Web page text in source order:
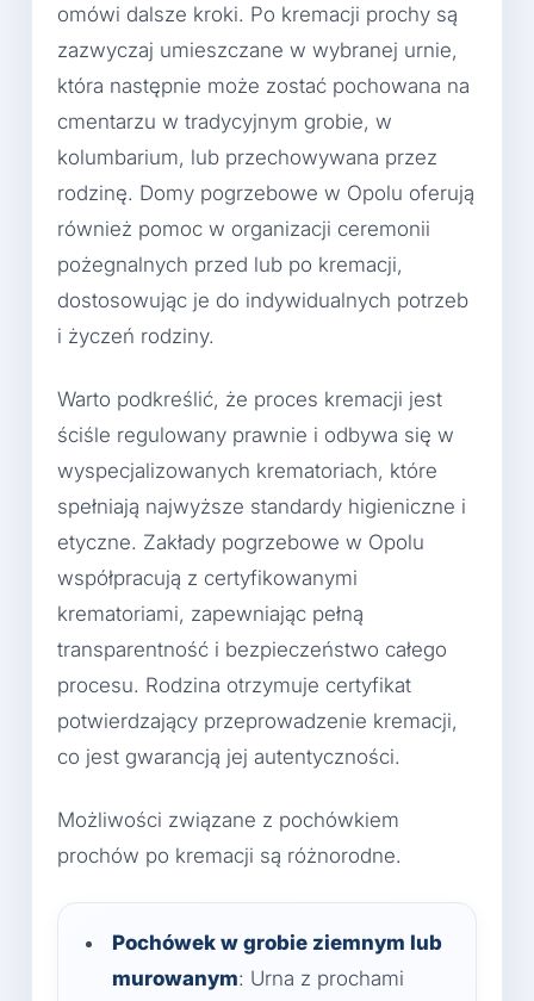
omówi dalsze kroki. Po kremacji prochy są
zazwyczaj umieszczane w wybranej urnie,
która następnie może zostać pochowana na
cmentarzu w tradycyjnym grobie, w
kolumbarium, lub przechowywana przez
rodzinę. Domy pogrzebowe w Opolu oferują
również pomoc w organizacji ceremonii
pożegnalnych przed lub po kremacji,
dostosowując je do indywidualnych potrzeb
i życzeń rodziny.
Warto podkreślić, że proces kremacji jest
ściśle regulowany prawnie i odbywa się w
wyspecjalizowanych krematoriach, które
spełniają najwyższe standardy higieniczne i
etyczne. Zakłady pogrzebowe w Opolu
współpracują z certyfikowanymi
krematoriami, zapewniając pełną
transparentność i bezpieczeństwo całego
procesu. Rodzina otrzymuje certyfikat
potwierdzający przeprowadzenie kremacji,
co jest gwarancją jej autentyczności.
Możliwości związane z pochówkiem
prochów po kremacji są różnorodne.
Pochówek w grobie ziemnym lub
murowanym: Urna z prochami